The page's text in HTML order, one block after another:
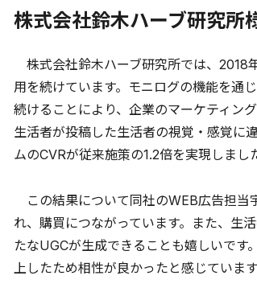
株式会社鈴木ハーブ研究所
株式会社鈴木ハーブ研究所では、2018
用を続けています。モニログの機能を通
続けることにより、企業のマーケティン
生活者が投稿した生活者の視覚・感覚に
ムのCVRが従来施策の1.2倍を実現しまし
この結果について同社のWEB広告担当
れ、購買につながっています。また、生
たなUGCが生成できることも嬉しいで
上したため相性が良かったと感じていま